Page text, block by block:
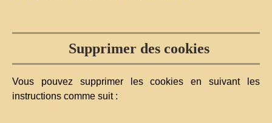
Supprimer des cookies
Vous pouvez supprimer les cookies en suivant les
instructions comme suit :